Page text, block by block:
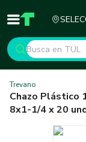
Inicio TUL - Tu
Trevano
Chazo Plástico
8x1-1/4 x 20